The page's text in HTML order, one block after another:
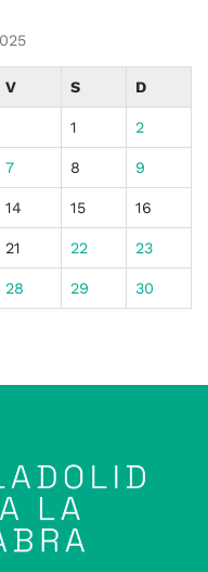
V S D
1 2
7 8 9
14 15 16
21 22 23
28 29
30